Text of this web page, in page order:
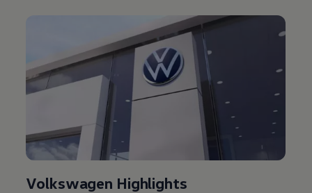
Volkswagen Highlights